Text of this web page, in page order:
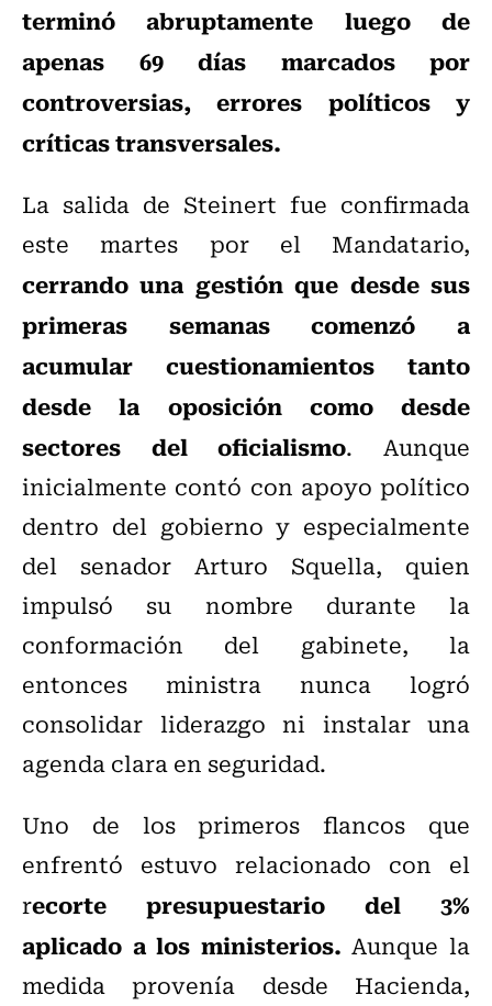
terminó abruptamente luego de
apenas 69 días marcados por
controversias, errores políticos y
críticas transversales.
La salida de Steinert fue confirmada
este martes por el Mandatario,
cerrando una gestión que desde sus
primeras semanas comenzó a
acumular cuestionamientos tanto
desde la oposición como desde
sectores del oficialismo. Aunque
inicialmente contó con apoyo político
dentro del gobierno y especialmente
del senador Arturo Squella, quien
impulsó su nombre durante la
conformación del gabinete, la
entonces ministra nunca logró
consolidar liderazgo ni instalar una
agenda clara en seguridad.
Uno de los primeros flancos que
enfrentó estuvo relacionado con el
recorte presupuestario del 3%
aplicado a los ministerios. Aunque la
medida provenía desde Hacienda,